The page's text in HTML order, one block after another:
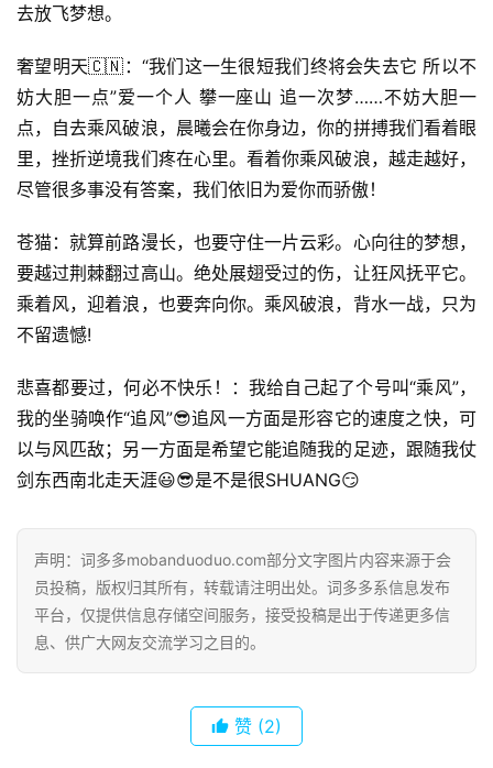
首
好
词
句
去放飞梦想。
奢望明天🇨🇳：“我们这一生很短我们终将会失去它 所以不
妨大胆一点”爱一个人 攀一座山 追一次梦……不妨大胆一
点，自去乘风破浪，晨曦会在你身边，你的拼搏我们看着眼
里，挫折逆境我们疼在心里。看着你乘风破浪，越走越好，
尽管很多事没有答案，我们依旧为爱你而骄傲！
苍猫：就算前路漫长，也要守住一片云彩。心向往的梦想，
要越过荆棘翻过高山。绝处展翅受过的伤，让狂风抚平它。
乘着风，迎着浪，也要奔向你。乘风破浪，背水一战，只为
不留遗憾!
悲喜都要过，何必不快乐！：我给自己起了个号叫“乘风”，
我的坐骑唤作“追风”😎追风一方面是形容它的速度之快，可
以与风匹敌；另一方面是希望它能追随我的足迹，跟随我仗
剑东西南北走天涯😃😎是不是很SHUANG😏
声明：词多多mobanduoduo.com部分文字图片内容来源于会
员投稿，版权归其所有，转载请注明出处。词多多系信息发布
平台，仅提供信息存储空间服务，接受投稿是出于传递更多信
息、供广大网友交流学习之目的。
赞 (2)